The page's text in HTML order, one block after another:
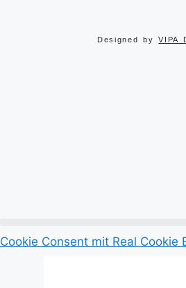
Designed byVIPA
Cookie Consent mit Real Cookie